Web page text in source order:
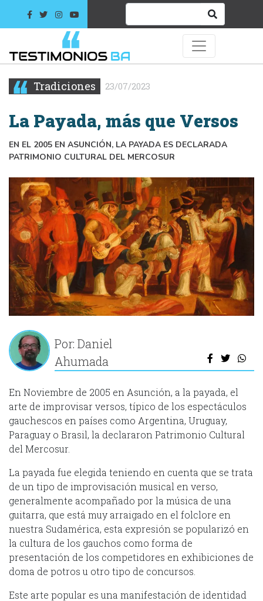
Tradiciones 23/07/2023
La Payada, más que Versos
EN EL 2005 EN ASUNCIÓN, LA PAYADA ES DECLARADA
PATRIMONIO CULTURAL DEL MERCOSUR
Por: Daniel
Ahumada
En Noviembre de 2005 en Asunción, a la payada, el
arte de improvisar versos, típico de los espectáculos
gauchescos en países como Argentina, Uruguay,
Paraguay o Brasil, la declararon Patrimonio Cultural
del Mercosur.
La payada fue elegida teniendo en cuenta que se trata
de un tipo de improvisación musical en verso,
generalmente acompañado por la música de una
guitarra, que está muy arraigado en el folclore en
nuestra Sudamérica, esta expresión se popularizó en
la cultura de los gauchos como forma de
presentación de los competidores en exhibiciones de
doma de potros u otro tipo de concursos.
Este arte popular es una manifestación de identidad